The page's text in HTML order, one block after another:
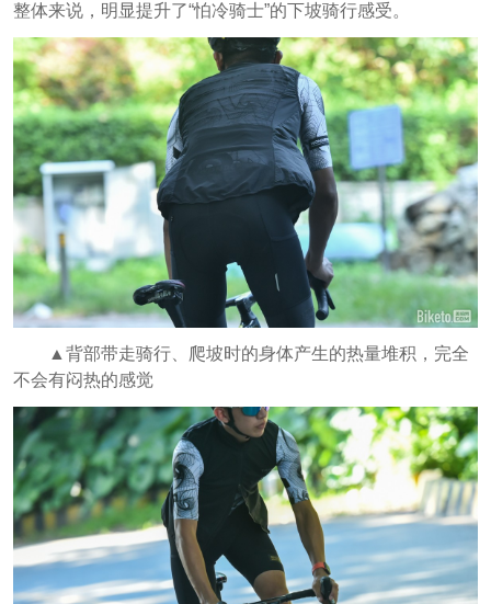
整体来说，明显提升了“怕冷骑士”的下坡骑行感受。
▲背部带走骑行、爬坡时的身体产生的热量堆积，完全
不会有闷热的感觉